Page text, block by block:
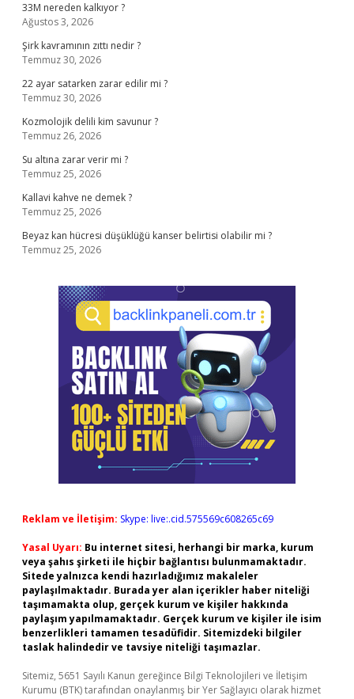
33M nereden kalkıyor ?
Ağustos 3, 2026
Şirk kavramının zıttı nedir ?
Temmuz 30, 2026
22 ayar satarken zarar edilir mi ?
Temmuz 30, 2026
Kozmolojik delili kim savunur ?
Temmuz 26, 2026
Su altına zarar verir mi ?
Temmuz 25, 2026
Kallavi kahve ne demek ?
Temmuz 25, 2026
Beyaz kan hücresi düşüklüğü kanser belirtisi olabilir mi ?
Temmuz 25, 2026
Reklam ve İletişim: Skype: live:.cid.575569c608265c69
Yasal Uyarı: Bu internet sitesi, herhangi bir marka, kurum
veya şahıs şirketi ile hiçbir bağlantısı bulunmamaktadır.
Sitede yalnızca kendi hazırladığımız makaleler
paylaşılmaktadır. Burada yer alan içerikler haber niteliği
taşımamakta olup, gerçek kurum ve kişiler hakkında
paylaşım yapılmamaktadır. Gerçek kurum ve kişiler ile isim
benzerlikleri tamamen tesadüfidir. Sitemizdeki bilgiler
taslak halindedir ve tavsiye niteliği taşımazlar.
Sitemiz, 5651 Sayılı Kanun gereğince Bilgi Teknolojileri ve İletişim
Kurumu (BTK) tarafından onaylanmış bir Yer Sağlayıcı olarak hizmet